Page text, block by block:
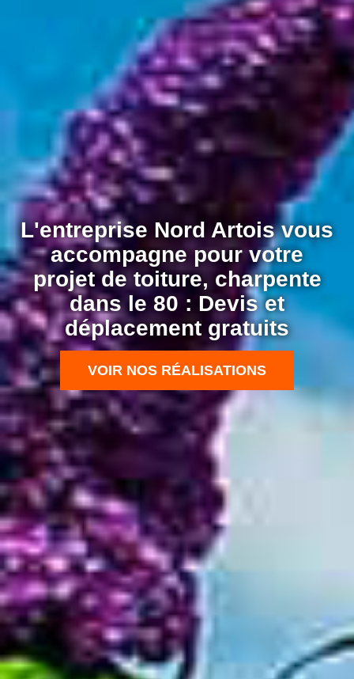
L'entreprise Nord Artois vous
accompagne pour votre
projet de toiture, charpente
dans le 80 : Devis et
déplacement gratuits
VOIR NOS RÉALISATIONS